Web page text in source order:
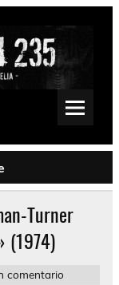
Space, Drone
Turner
(1974)
comentario